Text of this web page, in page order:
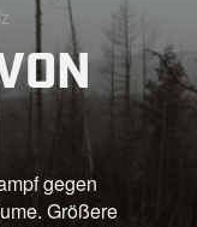
gegen
Größere